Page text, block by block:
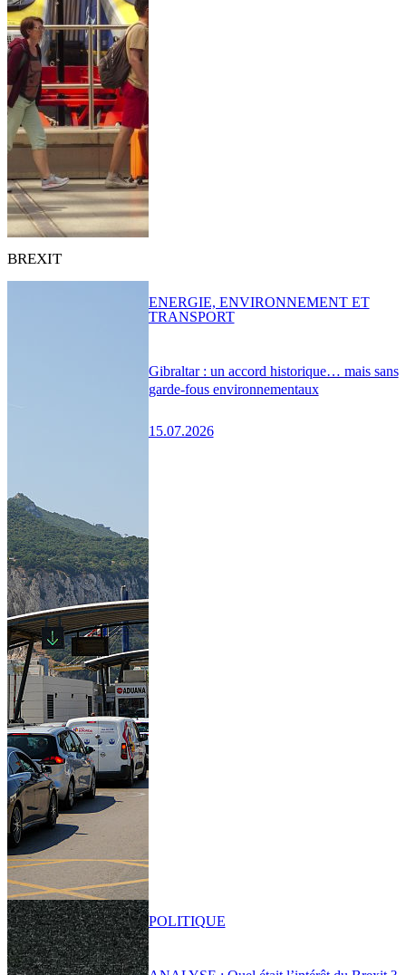
BREXIT
Gibraltar : un accord historique… mais sans
garde-fous environnementaux
15.07.2026
ENERGIE, ENVIRONNEMENT ET
TRANSPORT
POLITIQUE